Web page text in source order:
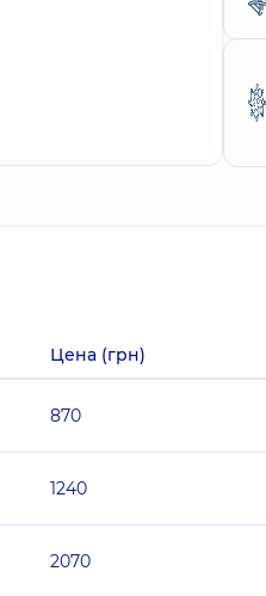
Цена (грн)
870
1240
2070